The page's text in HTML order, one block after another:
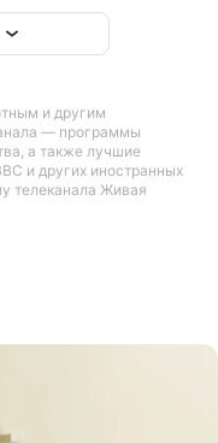
и другим
— программы
а также лучшие
и других иностранных
телеканала Живая